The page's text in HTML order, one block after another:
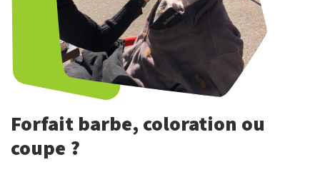
Forfait barbe, coloration ou
coupe ?